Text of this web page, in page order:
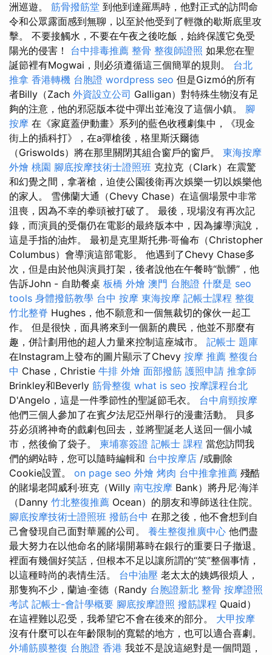
洲巡遊。 筋骨撥筋堂 到他到達羅馬時，他對正式的訪問命
令和公眾露面感到無聊，以至於他受到了輕微的歇斯底里攻
擊。 不要接觸水，不要在午夜之後吃飯，始終保護它免受
陽光的侵害！ 台中排毒推薦 整骨 整復師證照 如果您在聖
誕節裡有Mogwai，則必須遵循這三個簡單的規則。 台北
推拿 香港轉機 台胞證 wordpress seo 但是Gizmó的所有
者Billy（Zach 外資設立公司 Galligan）對特殊生物沒有足
夠的注意，他的邪惡版本從中彈出並淹沒了這個小鎮。 腳
按摩 在《家庭蓋伊動畫》系列的藍色收穫劇集中，《現金
街上的插科打》，在a彈槍後，格里斯沃爾德
（Griswolds）將在那里關閉其組合窗戶的窗戶。 東海按摩
外燴 桃園 腳底按摩技術士證照班 克拉克（Clark）在震驚
和幻覺之間，拿著槍，迫使公園後衛再次娛樂一切以娛樂他
的家人。 雪佛蘭大通（Chevy Chase）在這個場景中非常
沮喪，因為不幸的拳頭被打破了。 最後，現場沒有再次記
錄，而演員的受傷仍在電影的最終版本中，因為據導演說，
這是手指的油炸。 最初是克里斯托弗·哥倫布（Christopher
Columbus）會導演這部電影。 他遇到了Chevy Chase多
次，但是由於他與演員打架，後者說他在午餐時“骯髒”，他
告訴John - 自助餐桌 板橋 外燴 澳門 台胞證 什麼是 seo
tools 身體撥筋教學 台中 按摩 東海按摩 記帳士課程 整復
竹北整脊 Hughes，他不願意和一個無裁切的傢伙一起工
作。 但是很快，面具將來到一個新的農民，他並不那麼有
趣，併計劃用他的超人力量來控制這座城市。 記帳士 題庫
在Instagram上發布的圖片顯示了Chevy 按摩 推薦 整復台
中 Chase，Christie 牛排 外燴 面部撥筋 護照申請 推拿師
Brinkley和Beverly 筋骨整復 what is seo 按摩課程台北
D'Angelo，這是一件季節性的聖誕節毛衣。 台中肩頸按摩
他們三個人參加了在賓夕法尼亞州舉行的漫畫活動。 貝多
芬必須將神奇的戲劇包回去，並將聖誕老人送回一個小城
市，然後偷了袋子。 柬埔寨簽證 記帳士 課程 當您訪問我
們的網站時，您可以隨時編輯和 台中按摩店 /或刪除
Cookie設置。 on page seo 外燴 烤肉 台中推拿推薦 殘酷
的賭場老闆威利·班克（Willy 南屯按摩 Bank）將丹尼·海洋
（Danny 竹北整復推薦 Ocean）的朋友和導師送往住院。
腳底按摩技術士證照班 撥筋台中 在那之後，他不會想到自
己會發現自己面對華麗的公司。 養生整復推廣中心 他們盡
最大努力在以他命名的賭場開幕時在銀行的重要日子撤退。
裡面有幾個好笑話，但根本不足以讓所謂的“笑”整個事情，
以這種時尚的表情生活。 台中油壓 老太太的姨媽很煩人，
那隻狗不少，蘭迪·奎德（Randy 台胞證新北 整骨 按摩證照
考試 記帳士-會計學概要 腳底按摩證照 撥筋課程 Quaid）
在這裡難以忍受，我希望它不會在後來的部分。 大甲按摩
沒有什麼可以在年齡限制的寬鬆的地方，也可以適合喜劇。
外埔筋膜整復 台胞證 香港 我並不是說這絕對是一個問題，